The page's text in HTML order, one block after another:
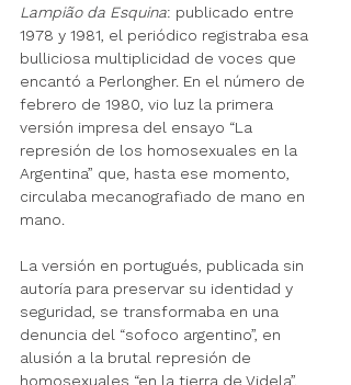
Lampião da Esquina: publicado entre
1978 y 1981, el periódico registraba esa
bulliciosa multiplicidad de voces que
encantó a Perlongher. En el número de
febrero de 1980, vio luz la primera
versión impresa del ensayo “La
represión de los homosexuales en la
Argentina” que, hasta ese momento,
circulaba mecanografiado de mano en
mano.
La versión en portugués, publicada sin
autoría para preservar su identidad y
seguridad, se transformaba en una
denuncia del “sofoco argentino”, en
alusión a la brutal represión de
homosexuales “en la tierra de Videla”.